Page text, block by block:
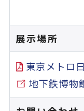
展示場所
東京メトロ
地下鉄博